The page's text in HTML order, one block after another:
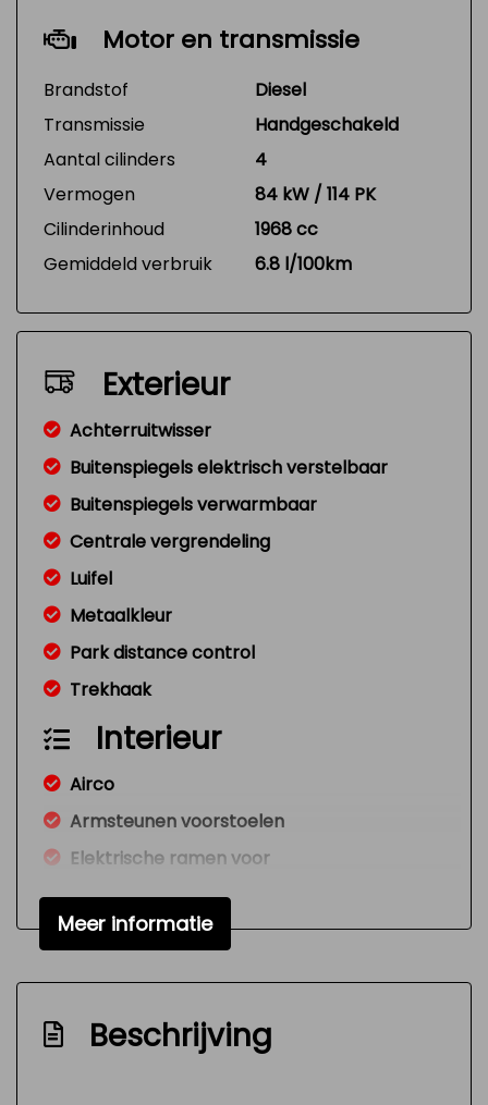
Motor en transmissie
Brandstof
Diesel
Transmissie
Handgeschakeld
Aantal cilinders
4
Vermogen
84 kW / 114 PK
Cilinderinhoud
1968 cc
Gemiddeld verbruik
6.8 l/100km
Exterieur
Achterruitwisser
Buitenspiegels elektrisch verstelbaar
Buitenspiegels verwarmbaar
Centrale vergrendeling
Luifel
Metaalkleur
Park distance control
Trekhaak
Interieur
Airco
Armsteunen voorstoelen
Elektrische ramen voor
Standkachel
Stuurbekrachtiging
Infotainment
Navigatiesysteem
Meer informatie
Beschrijving